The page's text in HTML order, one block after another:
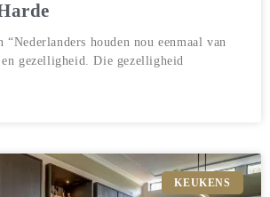
“Nederlanders houden nou eenmaal van
gezelligheid. Die gezelligheid
KEUKENS